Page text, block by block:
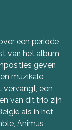
een periode
van het album
geven
muzikale
vervangt, een
van dit trio zijn
als in het
Animus